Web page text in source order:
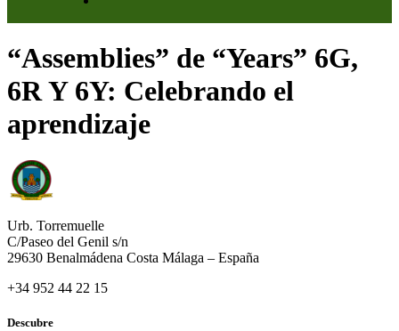
“Assemblies” de “Years” 6G,
6R Y 6Y: Celebrando el
aprendizaje
Urb. Torremuelle
C/Paseo del Genil s/n
29630 Benalmádena Costa Málaga – España
+34 952 44 22 15
Descubre